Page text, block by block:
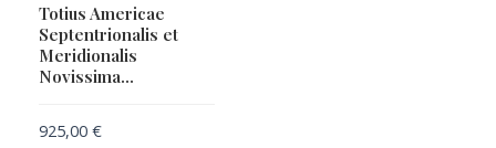
Totius Americae
Septentrionalis et
Meridionalis
Novissima…
925,00 €